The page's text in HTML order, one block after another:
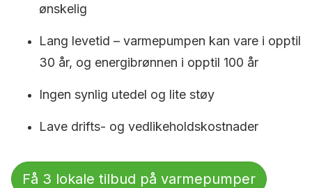
ønskelig
Lang levetid – varmepumpen kan vare i opptil
30 år, og energibrønnen i opptil 100 år
Ingen synlig utedel og lite støy
Lave drifts- og vedlikeholdskostnader
Få 3 lokale tilbud på varmepumper